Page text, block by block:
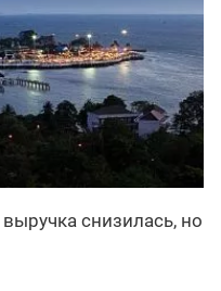
снизилась, но